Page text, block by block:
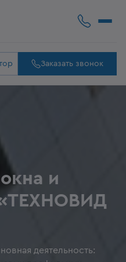
Заказать звонок
и